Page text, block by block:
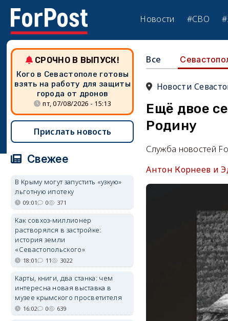
Новости #СВО
Все
Новости
Ещё двое
Родину
Служба новостей
Антон Корнеев и
СРОЧНО В ВЫПУСК!
Кого в Севастополе готовы
взять на работу для защиты
города от дронов
пт, 07/08/2026 - 15:13
Прислать новость
Свежее
В Крыму могут запустить «узкую»
льготную ипотеку
09:01 0 371
Как совхоз-миллионер
растворялся в застройке:
история земли
«Севастопольского»
18:01 11 3022
Карты, книги, два станка: чем
интересна новая выставка в
музее крымского просветителя
16:02 0 639